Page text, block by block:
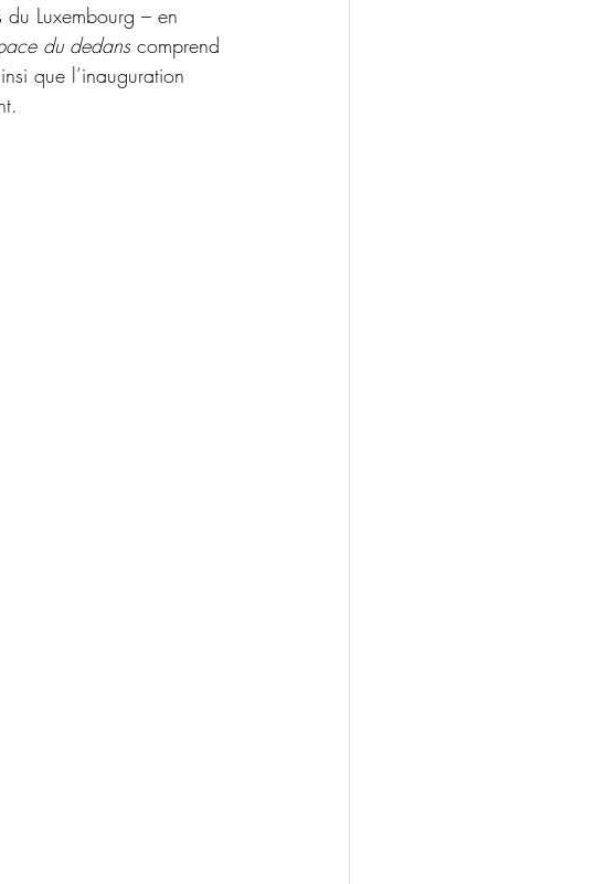
du Luxembourg – en
du dedans comprend
que l’inauguration